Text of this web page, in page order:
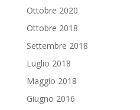
Ottobre 2020
Ottobre 2018
Settembre 2018
Luglio 2018
Maggio 2018
Giugno 2016